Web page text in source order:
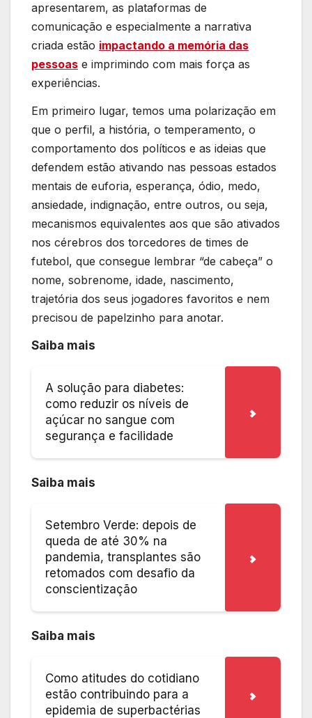
apresentarem, as plataformas de
comunicação e especialmente a narrativa
criada estão impactando a memória das
pessoas e imprimindo com mais força as
experiências.
Em primeiro lugar, temos uma polarização em
que o perfil, a história, o temperamento, o
comportamento dos políticos e as ideias que
defendem estão ativando nas pessoas estados
mentais de euforia, esperança, ódio, medo,
ansiedade, indignação, entre outros, ou seja,
mecanismos equivalentes aos que são ativados
nos cérebros dos torcedores de times de
futebol, que consegue lembrar “de cabeça” o
nome, sobrenome, idade, nascimento,
trajetória dos seus jogadores favoritos e nem
precisou de papelzinho para anotar.
Saiba mais
A solução para diabetes:
como reduzir os níveis de
açúcar no sangue com
segurança e facilidade
Saiba mais
Setembro Verde: depois de
queda de até 30% na
pandemia, transplantes são
retomados com desafio da
conscientização
Saiba mais
Como atitudes do cotidiano
estão contribuindo para a
epidemia de superbactérias